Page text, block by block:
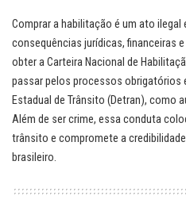
Comprar a habilitação é um ato ilegal
consequências jurídicas, financeiras
obter a Carteira Nacional de
passar pelos processos obrigatórios
Estadual de Trânsito (Detran), como
Além de ser crime, essa conduta
trânsito e compromete a
brasileiro.